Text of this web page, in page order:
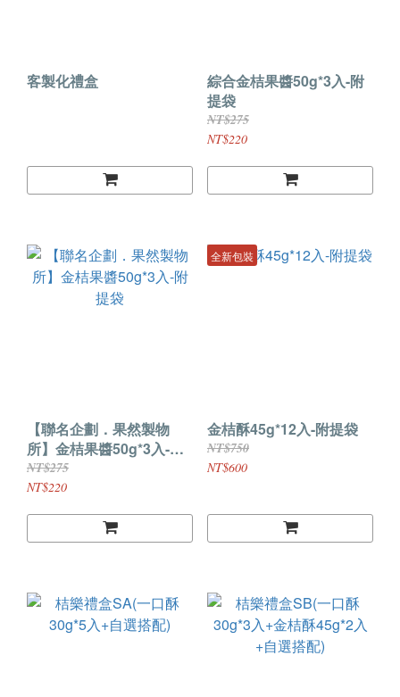
客製化禮盒
綜合金桔果醬50g*3入-附
提袋
NT$275
NT$220
【聯名企劃．果然製物
所】金桔果醬50g*3入-附
提袋
NT$275
NT$220
全新包裝
金桔酥45g*12入-附提袋
NT$750
NT$600